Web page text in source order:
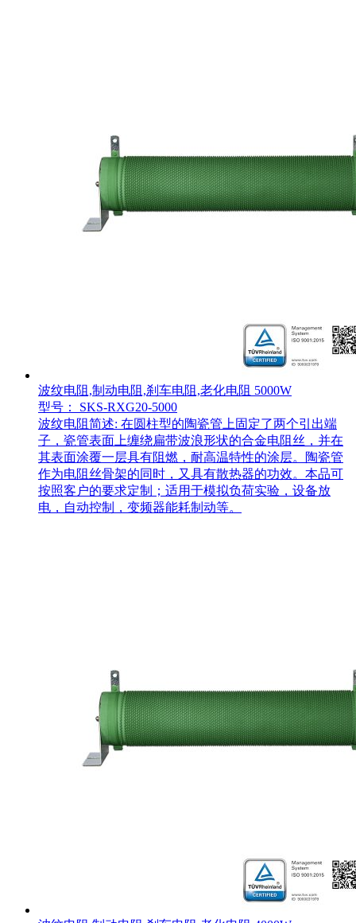
波纹电阻,制动电阻,刹车电阻,老化电阻 5000W
型号： SKS-RXG20-5000
波纹电阻简述: 在圆柱型的陶瓷管上固定了两个引出端
子，瓷管表面上缠绕扁带波浪形状的合金电阻丝，并在
其表面涂覆一层具有阻燃，耐高温特性的涂层。陶瓷管
作为电阻丝骨架的同时，又具有散热器的功效。本品可
按照客户的要求定制；适用于模拟负荷实验，设备放
电，自动控制，变频器能耗制动等。